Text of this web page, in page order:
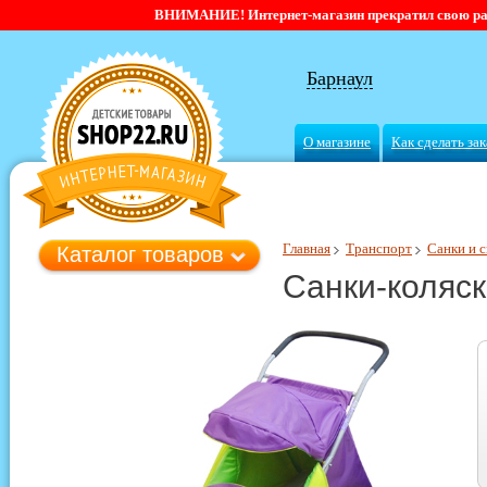
ВНИМАНИЕ! Интернет-магазин прекратил свою
Барнаул
О магазине Как сделать
Главная Транспорт Санки и
Санки-
Каталог товаров